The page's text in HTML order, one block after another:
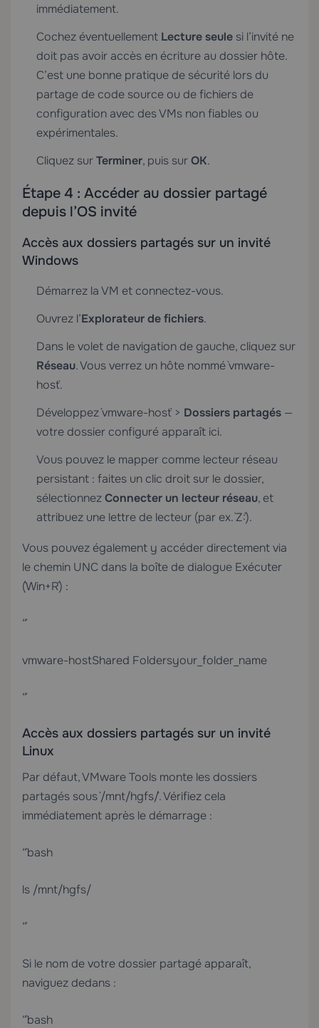
immédiatement.
Cochez éventuellement Lecture seule si l’invité ne
doit pas avoir accès en écriture au dossier hôte.
C’est une bonne pratique de sécurité lors du
partage de code source ou de fichiers de
configuration avec des VMs non fiables ou
expérimentales.
Cliquez surTerminer, puis surOK.
Étape 4 : Accéder au dossier partagé
depuis l’OS invité
Accès aux dossiers partagés sur un invité
Windows
Démarrez la VM et connectez-vous.
Ouvrez l’Explorateur de fichiers.
Dans le volet de navigation de gauche, cliquez sur
Réseau. Vous verrez un hôte nommé `vmware-
host`.
Développez `vmware-host` > Dossiers partagés —
votre dossier configuré apparaît ici.
Vous pouvez le mapper comme lecteur réseau
persistant : faites un clic droit sur le dossier,
sélectionnezConnecter un lecteur réseau, et
attribuez une lettre de lecteur (par ex. `Z:`).
Vous pouvez également y accéder directement via
le chemin UNC dans la boîte de dialogue Exécuter
(`Win+R`) :
“`
vmware-hostShared Foldersyour_folder_name
“`
Accès aux dossiers partagés sur un invité
Linux
Par défaut, VMware Tools monte les dossiers
partagés sous `/mnt/hgfs/`. Vérifiez cela
immédiatement après le démarrage :
“`bash
ls /mnt/hgfs/
“`
Si le nom de votre dossier partagé apparaît,
naviguez dedans :
“`bash